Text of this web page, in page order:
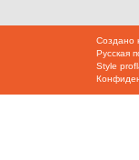
Создано
Русская
Style